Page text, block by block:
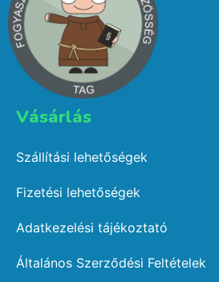
Vásárlás​
Szállítási lehetőségek
Fizetési lehetőségek
Adatkezelési tájékoztató
Általános Szerződési Feltételek